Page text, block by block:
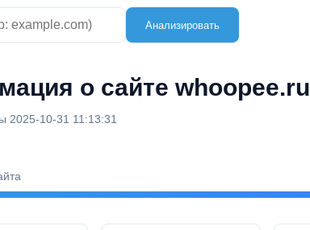
Анализировать
о сайте whoopee.ru
2025-10-31 11:13:31